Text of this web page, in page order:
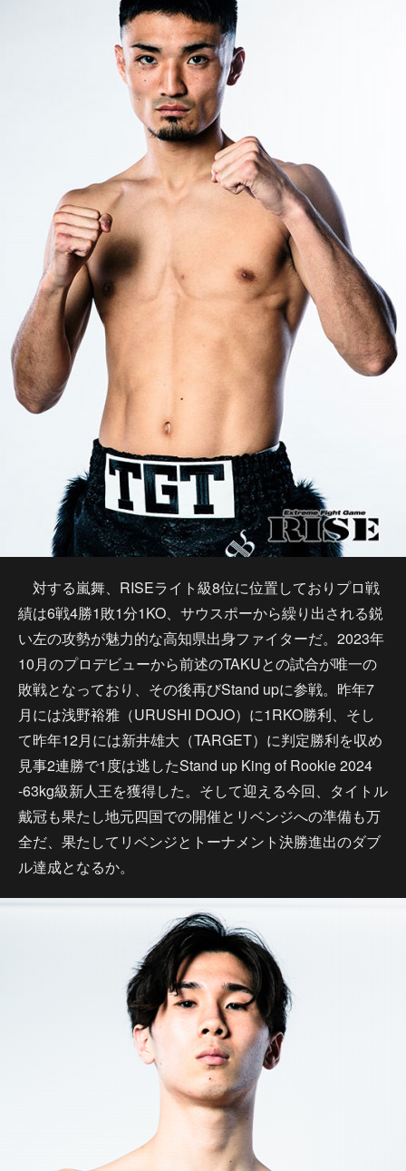
対する嵐舞、RISEライト級8位に位置しておりプロ戦
績は6戦4勝1敗1分1KO、サウスポーから繰り出される鋭
い左の攻勢が魅力的な高知県出身ファイターだ。2023年
10月のプロデビューから前述のTAKUとの試合が唯一の
敗戦となっており、その後再びStand upに参戦。昨年7
月には浅野裕雅（URUSHI DOJO）に1RKO勝利、そし
て昨年12月には新井雄大（TARGET）に判定勝利を収め
見事2連勝で1度は逃したStand up King of Rookie 2024
-63kg級新人王を獲得した。そして迎える今回、タイトル
戴冠も果たし地元四国での開催とリベンジへの準備も万
全だ、果たしてリベンジとトーナメント決勝進出のダブ
ル達成となるか。